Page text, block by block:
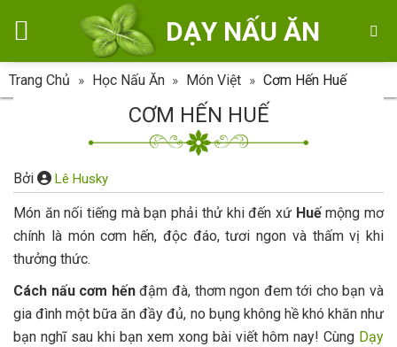
DẠY NẤU ĂN
Trang Chủ » Học Nấu Ăn » Món Việt » Cơm Hến Huế
CƠM HẾN HUẾ
Bởi Lê Husky
Món ăn nối tiếng mà bạn phải thử khi đến xứ Huếmộng mơ
chính là món cơm hến, độc đáo, tươi ngon và thấm vị khi
thưởng thức.
Cách nấu cơm hếnđậm đà, thơm ngon đem tới cho bạn và
gia đình một bữa ăn đầy đủ, no bụng không hề khó khăn như
bạn nghĩ sau khi bạn xem xong bài viết hôm nay! Cùng Dạy